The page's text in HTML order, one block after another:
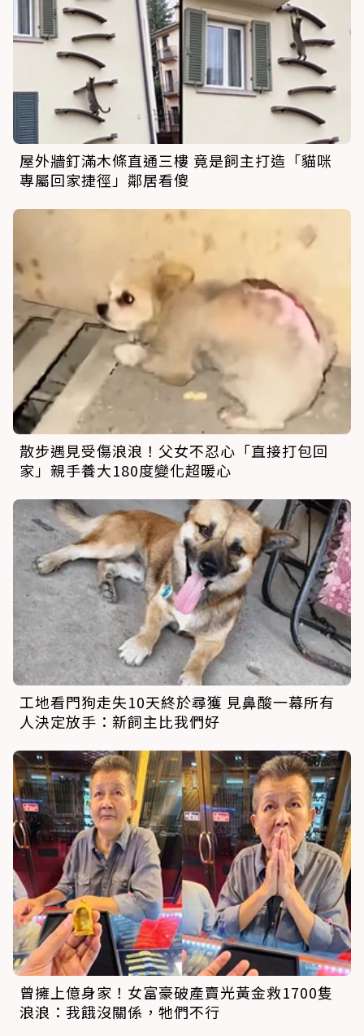
屋外牆釘滿木條直通三樓 竟是飼主打造「貓咪
專屬回家捷徑」鄰居看傻
散步遇見受傷浪浪！父女不忍心「直接打包回
家」親手養大180度變化超暖心
工地看門狗走失10天終於尋獲 見鼻酸一幕所有
人決定放手：新飼主比我們好
曾擁上億身家！女富豪破產賣光黃金救1700隻
浪浪：我餓沒關係，牠們不行